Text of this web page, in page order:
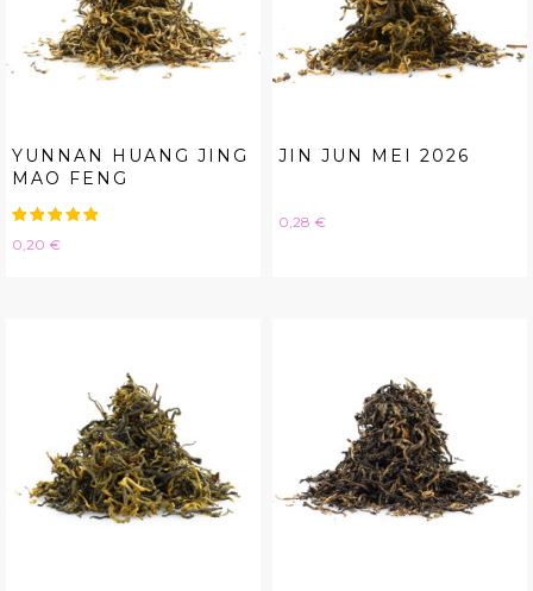
YUNNAN HUANG JING
MAO FENG
Hinta
0,20 €
JIN JUN MEI 2026
Hinta
0,28 €